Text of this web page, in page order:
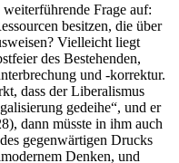
Frage auf:
besitzen, die über
Vielleicht liegt
des Bestehenden,
und -korrektur.
dass der Liberalismus
gedeihe“, und er
dann müsste in ihm auch
gegenwärtigen Drucks
Denken, und